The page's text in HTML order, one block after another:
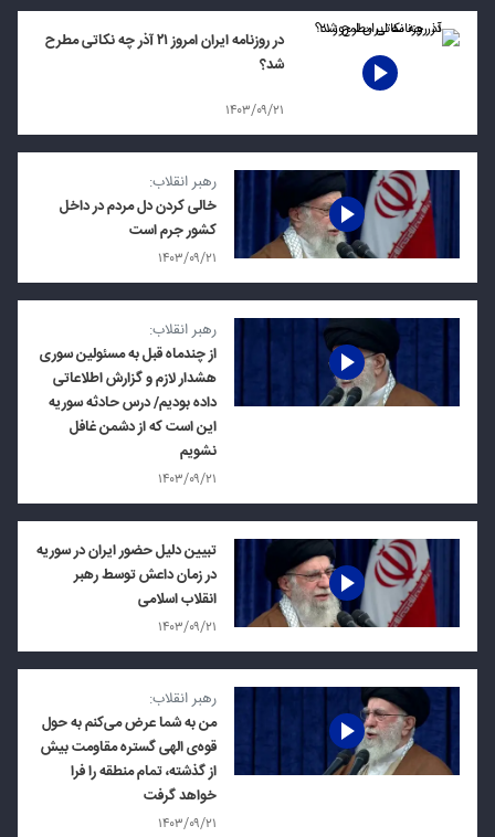
در روزنامه ایران امروز ۲۱ آذر چه نکاتی مطرح
شد؟
۱۴۰۳/۰۹/۲۱
رهبر انقلاب:
خالی کردن دل مردم در داخل
کشور جرم است
۱۴۰۳/۰۹/۲۱
رهبر انقلاب:
از چندماه قبل به مسئولین سوری
هشدار لازم و گزارش اطلاعاتی
داده بودیم/ درس حادثه سوریه
این است که از دشمن غافل
نشویم
۱۴۰۳/۰۹/۲۱
تبیین دلیل حضور ایران در سوریه
در زمان داعش توسط رهبر
انقلاب اسلامی
۱۴۰۳/۰۹/۲۱
رهبر انقلاب:
من به شما عرض می‌کنم به حول
قوه‌ی الهی گستره‌ مقاومت بیش
از گذشته، تمام منطقه را فرا
خواهد گرفت
۱۴۰۳/۰۹/۲۱